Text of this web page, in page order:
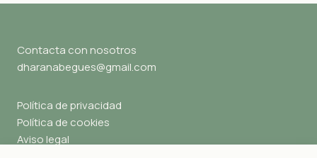
Contacta con nosotros
dharanabegues@gmail.com
Política de privacidad
Política de cookies
Aviso legal